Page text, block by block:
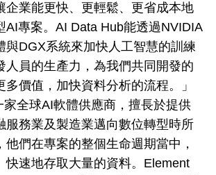
企業能更快、更輕鬆、更省成本地
AI專案。AI Data Hub能透過NVIDIA
與DGX系統來加快人工智慧的訓練
人員的生產力，為我們共同開發的
價值，加快資料分析的流程。」
家全球AI軟體供應商，擅長於提供
服務業及製造業邁向數位轉型時所
他們在專案的整個生命週期當中，
快速地存取大量的資料。Element